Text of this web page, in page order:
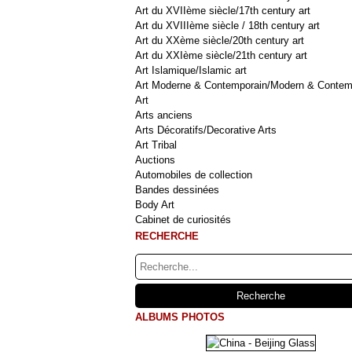
Art du XVIIème siècle/17th century art
Art du XVIIIème siècle / 18th century art
Art du XXème siècle/20th century art
Art du XXIème siècle/21th century art
Art Islamique/Islamic art
Art Moderne & Contemporain/Modern &
Art
Arts anciens
Arts Décoratifs/Decorative Arts
Art Tribal
Auctions
Automobiles de collection
Bandes dessinées
Body Art
Cabinet de curiosités
RECHERCHE
ALBUMS PHOTOS